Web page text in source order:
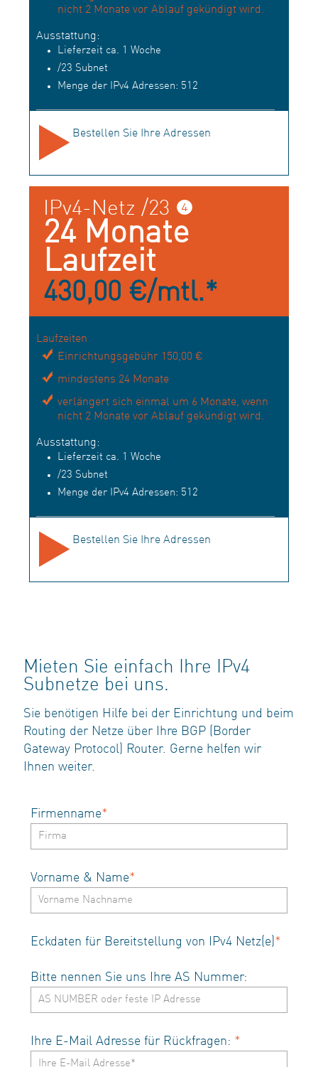
nicht 2 Monate vor Ablauf gekündigt wird.
Ausstattung:
Lieferzeit ca. 1 Woche
/23 Subnet
Menge der IPv4 Adressen: 512
Bestellen Sie Ihre Adressen
IPv4-Netz /23 ❹
24 Monate
Laufzeit
430,00 €/mtl.*
Laufzeiten
Einrichtungsgebühr 150,00 €
mindestens 24 Monate
verlängert sich einmal um 6 Monate, wenn
nicht 2 Monate vor Ablauf gekündigt wird.
Ausstattung:
Lieferzeit ca. 1 Woche
/23 Subnet
Menge der IPv4 Adressen: 512
Bestellen Sie Ihre Adressen
Mieten Sie einfach Ihre IPv4
Subnetze bei uns.
Sie benötigen Hilfe bei der Einrichtung und beim
Routing der Netze über Ihre BGP (Border
Gateway Protocol) Router. Gerne helfen wir
Ihnen weiter.
Firmenname*
Vorname & Name*
Eckdaten für Bereitstellung von IPv4 Netz(e)*
Bitte nennen Sie uns Ihre AS Nummer:
Ihre E-Mail Adresse für Rückfragen: *